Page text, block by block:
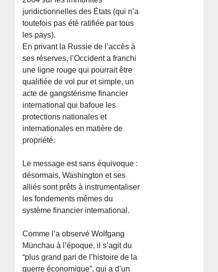
juridictionnelles des États (qui n’a
toutefois pas été ratifiée par tous
les pays).
En privant la Russie de l’accès à
ses réserves, l’Occident a franchi
une ligne rouge qui pourrait être
qualifiée de vol pur et simple, un
acte de gangstérisme financier
international qui bafoue les
protections nationales et
internationales en matière de
propriété.
Le message est sans équivoque :
désormais, Washington et ses
alliés sont prêts à instrumentaliser
les fondements mêmes du
système financier international.
Comme l’a observé Wolfgang
Münchau à l’époque, il s’agit du
“plus grand pari de l’histoire de la
guerre économique”, qui a d’un